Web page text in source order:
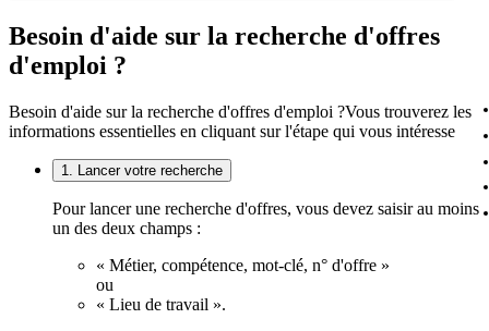
Besoin d'aide sur la recherche d'offres
d'emploi ?
Besoin d'aide sur la recherche d'offres d'emploi ?Vous trouverez les
informations essentielles en cliquant sur l'étape qui vous intéresse
1. Lancer votre recherche
Pour lancer une recherche d'offres, vous devez saisir au moins
un des deux champs :
« Métier, compétence, mot-clé, n° d'offre »
ou
« Lieu de travail ».